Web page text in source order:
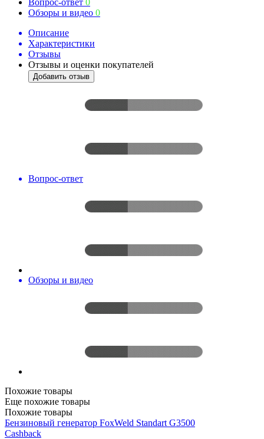
Обзоры и видео 0
Описание
Характеристики
Отзывы
Отзывы и оценки покупателей
Добавить отзыв
Вопрос-ответ
Обзоры и видео
Похожие товары
Еще похожие товары
Похожие товары
Бензиновый генератор FoxWeld Standart G3500
Cashback